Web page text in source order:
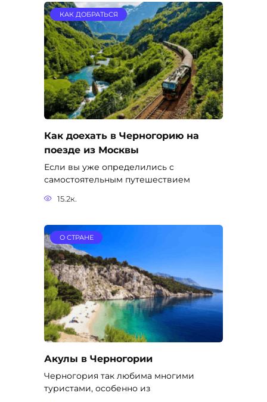
КАК ДОБРАТЬСЯ
Как доехать в Черногорию на
поезде из Москвы
Если вы уже определились с
самостоятельным путешествием
15.2к.
О СТРАНЕ
Акулы в Черногории
Черногория так любима многими
туристами, особенно из